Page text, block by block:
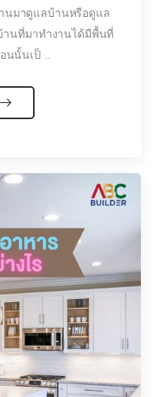
นมาดูแลบ้านหรือดูแล
นที่มาทำงานได้มีพื้นที่
นนั้นเป็ ...